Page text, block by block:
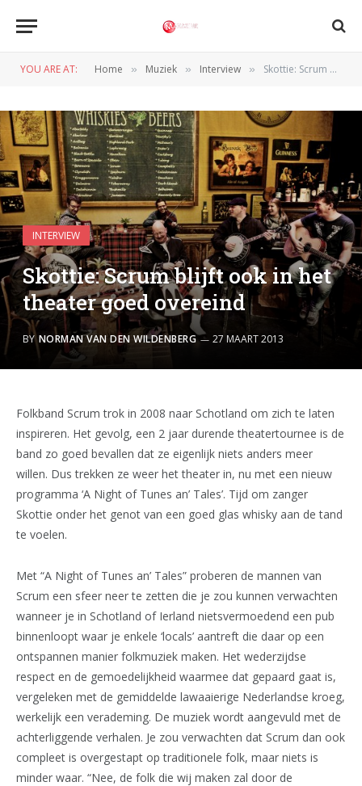
YOU ARE AT: Home » Muziek » Interview » Skottie: Scrum blijft ook in het theater goed overeind
INTERVIEW
Skottie: Scrum blijft ook in het
theater goed overeind
BY NORMAN VAN DEN WILDENBERG 27 MAART 2013
Folkband Scrum trok in 2008 naar Schotland om zich te laten
inspireren. Het gevolg, een 2 jaar durende theatertournee is de
band zo goed bevallen dat ze eigenlijk niets anders meer
willen. Dus trekken ze weer het theater in, nu met een nieuw
programma ‘A Night of Tunes an’ Tales’. Tijd om zanger
Skottie onder het genot van een goed glas whisky aan de tand
te voelen.
Met “A Night of Tunes an’ Tales” proberen de mannen van
Scrum een sfeer neer te zetten die je zou kunnen verwachten
wanneer je in Schotland of Ierland nietsvermoedend een pub
binnenloopt waar je enkele ‘locals’ aantreft die daar op een
ontspannen manier folkmuziek maken. Het wederzijdse
respect en de gemoedelijkheid waarmee dat gepaard gaat is,
vergeleken met de gemiddelde lawaaierige Nederlandse kroeg,
werkelijk een verademing. De muziek wordt aangevuld met de
achterliggende verhalen. Je zou verwachten dat Scrum dan ook
compleet is overgestapt op traditionele folk, maar niets is
minder waar. “Nee, de folk die wij maken zal door de